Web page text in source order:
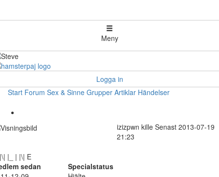
Meny
Logga in
Start Forum Sex & Sinne Grupper Artiklar Händelser
izizpwn kille Senast 2013-07-19
21:23
|_ | |\| E
sedan
Specialstatus